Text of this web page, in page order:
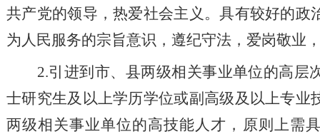
共产党的领导，热爱社会主义。具有较好的政
为人民服务的宗旨意识 ，遵纪守法，爱岗敬业
2.引进到市、县两级相关事业单位的高层
士研究生及以上学历学位或副高级及以上专业
两级相关事业单位的高技能人才，原则上需